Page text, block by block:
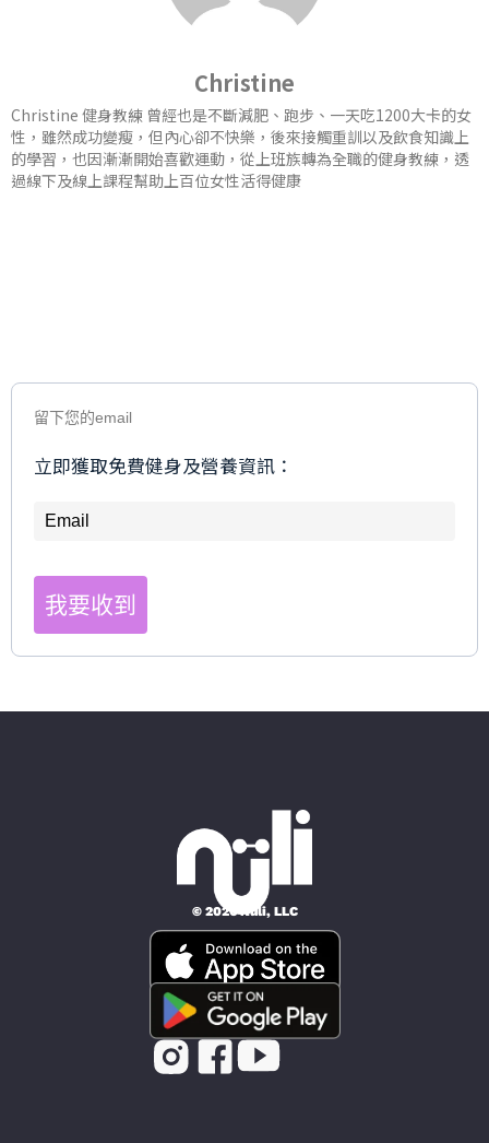
Christine
Christine 健身教練 曾經也是不斷減肥、跑步、一天吃1200大卡的女
性，雖然成功變瘦，但內心卻不快樂，後來接觸重訓以及飲食知識上
的學習，也因漸漸開始喜歡運動，從上班族轉為全職的健身教練，透
過線下及線上課程幫助上百位女性活得健康
留下您的email
立即獲取免費健身及營養資訊：
我要收到
© 2026 Nüli, LLC